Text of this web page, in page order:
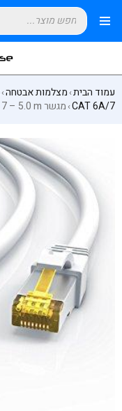
עמוד הבית›מצלמות אבטחה›
CAT 6A/7
›מגשר Cat 7 – 5.0 m